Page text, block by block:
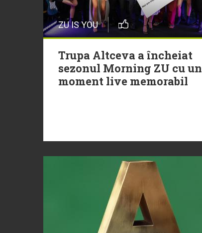
ZU IS YOU
Trupa Altceva a încheiat
sezonul Morning ZU cu un
moment live memorabil